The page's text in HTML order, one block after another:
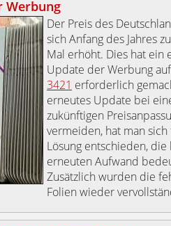
Werbung
Der Preis des
sich Anfang des Jahres
Mal erhöht. Dies hat ein
Update der Werbung
3421 erforderlich
erneutes Update bei
zukünftigen
vermeiden, hat man
Lösung entschieden, die
erneuten Aufwand
Zusätzlich wurden die
Folien wieder